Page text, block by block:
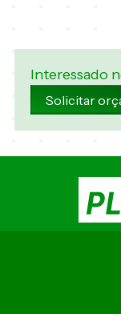
Interessado
Solicitar